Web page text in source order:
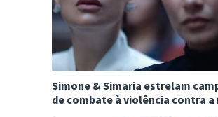
Simone & Simaria estrelam
de combate à violência contra a